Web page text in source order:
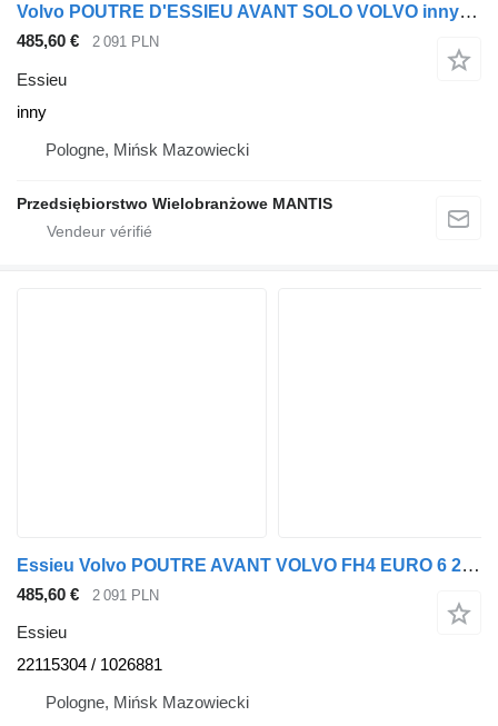
Volvo POUTRE D'ESSIEU AVANT SOLO VOLVO inny pour tracteur routier
485,60 € 2 091 PLN
Essieu
inny
Pologne, Mińsk Mazowiecki
Przedsiębiorstwo Wielobranżowe MANTIS
Essieu Volvo POUTRE AVANT VOLVO FH4 EURO 6 2215404 / 1026881 22115304 pour tracteur routier
485,60 € 2 091 PLN
Essieu
22115304 / 1026881
Pologne, Mińsk Mazowiecki